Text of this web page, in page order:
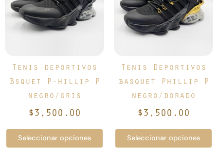
Tenis deportivos
Bsquet P-hillip P
negro/gris
$ 3,500.00
Seleccionar opciones
variantes.
Las
opciones
elegir
en
la
de
Tenis Deportivos
basquet Phillip P
negro/dorado
$ 3,500.00
Seleccionar opciones
variantes.
Las
opciones
elegir
en
de